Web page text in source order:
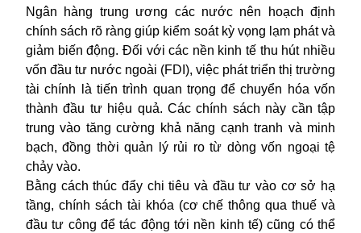
Ngân hàng trung ương các nước nên hoạch định
chính sách rõ ràng giúp kiểm soát kỳ vọng lạm phát và
giảm biến động. Đối với các nền kinh tế thu hút nhiều
vốn đầu tư nước ngoài (FDI), việc phát triển thị trường
tài chính là tiến trình quan trọng để chuyển hóa vốn
thành đầu tư hiệu quả. Các chính sách này cần tập
trung vào tăng cường khả năng cạnh tranh và minh
bạch, đồng thời quản lý rủi ro từ dòng vốn ngoại tệ
chảy vào.
Bằng cách thúc đẩy chi tiêu và đầu tư vào cơ sở hạ
tầng, chính sách tài khóa (cơ chế thông qua thuế và
đầu tư công để tác động tới nền kinh tế) cũng có thể